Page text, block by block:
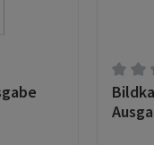
von 5 von 5 Sternen